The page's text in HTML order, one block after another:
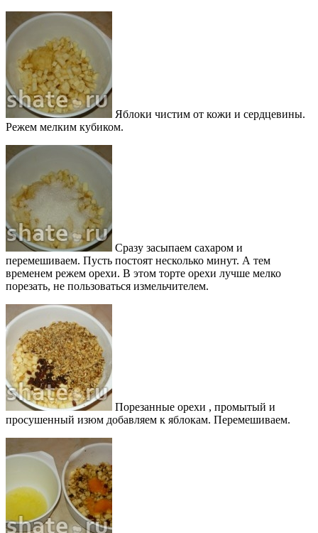
Яблоки чистим от кожи и сердцевины.
Режем мелким кубиком.
Сразу засыпаем сахаром и
перемешиваем. Пусть постоят несколько минут. А тем
временем режем орехи. В этом торте орехи лучше мелко
порезать, не пользоваться измельчителем.
Порезанные орехи , промытый и
просушенный изюм добавляем к яблокам. Перемешиваем.